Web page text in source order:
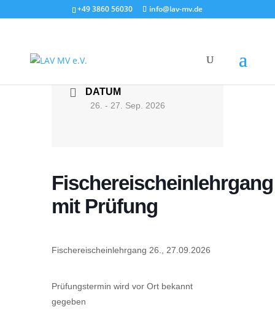
+49 3860 56030 info@lav-mv.de
DATUM
26. - 27. Sep. 2026
Fischereischeinlehrgang
mit Prüfung
Fischereischeinlehrgang 26., 27.09.2026
Prüfungstermin wird vor Ort bekannt
gegeben